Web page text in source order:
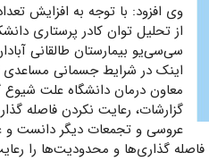
از تحلیل توان کادر پرستاری
سی‌سی‌یو بیمارستان طالقانی
اینک در شرایط جسمانی مساعدی
معاون درمان دانشگاه علت شیوع
گزارشات، رعایت نکردن فاصله
عروسی و تجمعات دیگر دانست و
گذاری‌ها و محدودیت‌ها را